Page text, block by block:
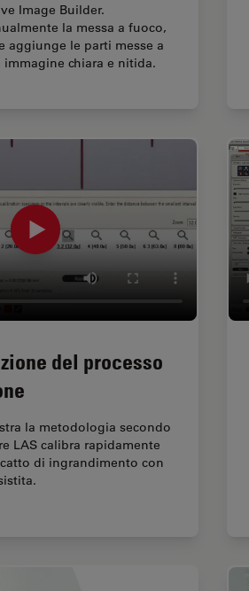
Image Builder.
la messa a fuoco,
aggiunge le parti messe a
chiara e nitida.
del processo
la metodologia secondo
LAS calibra rapidamente
di ingrandimento con